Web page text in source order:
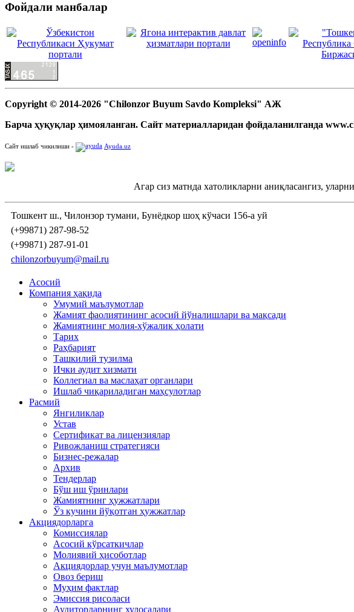
Фойдали манбалар
Copyright © 2014-2026 "Chilonzor Buyum Savdo Kompleksi" АЖ
Барча ҳуқуқлар ҳимояланган. Сайт материалларидан фойдаланилганда
Сайт ишлаб чикилиши - Ayuda.uz
Агар сиз матнда хатоликларни аниқласангиз,
Тошкент ш., Чилонзор тумани, Бунёдкор шоҳ кўчаси 156-а уй
(+99871) 287-98-52
(+99871) 287-91-01
chilonzorbuyum@mail.ru
Асосий
Компания ҳақида
Умумий маълумотлар
Жамият фаолиятининг асосий йўналишлари ва мақсади
Жамиятнинг молия-хўжалик ҳолати
Тарих
Раҳбарият
Ташкилий тузилма
Ички аудит хизмати
Коллегиал ва маслаҳат органлари
Ишлаб чиқариладиган маҳсулотлар
Расмий
Янгиликлар
Устав
Сертификат ва лицензиялар
Ривожланиш стратегияси
Бизнес-режалар
Архив
Тендерлар
Бўш иш ўринлари
Жамиятнинг ҳужжатлари
Ўз кучини йўқотган ҳужжатлар
Акциядорларга
Комиссиялар
Асосий кўрсаткичлар
Молиявий ҳисоботлар
Акциядорлар учун маълумотлар
Овоз бериш
Муҳим фактлар
Эмиссия рисоласи
Аудиторларнинг хулосалари